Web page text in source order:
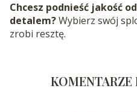
Chcesz podnieść jakość
detalem?Wybierz swój
zrobi resztę.
KOMENTARZE